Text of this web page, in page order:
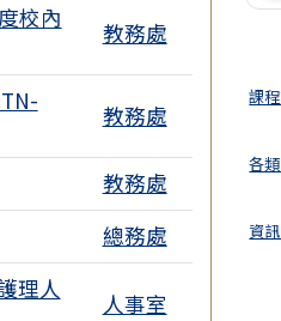
校內
教務處
教務處
教務處
總務處
理人
人事室
課
各
資